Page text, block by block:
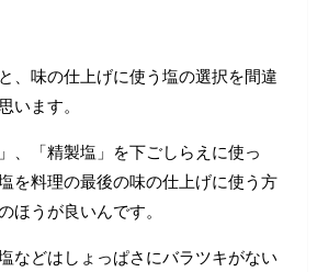
、味の仕上げに使う塩の選択を間違
います。
、「精製塩」を下ごしらえに使っ
を料理の最後の味の仕上げに使う方
ほうが良いんです。
などはしょっぱさにバラツキがない